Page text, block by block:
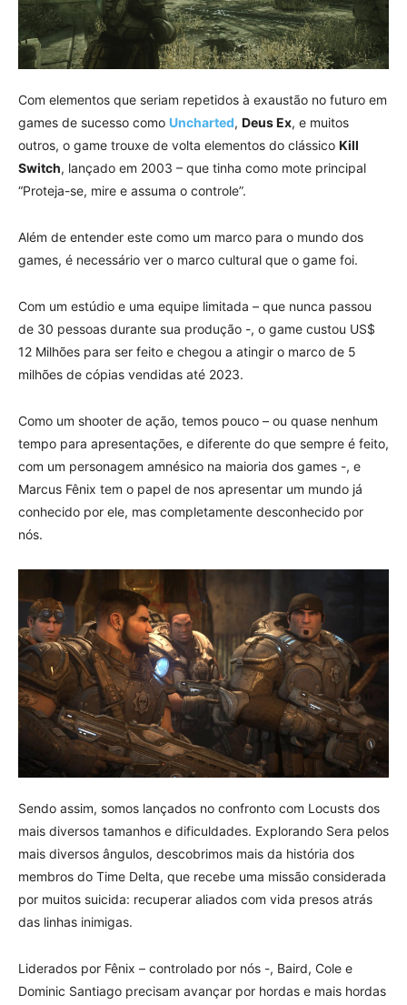
Com elementos que seriam repetidos à exaustão no futuro em
games de sucesso como Uncharted, Deus Ex, e muitos
outros, o game trouxe de volta elementos do clássico Kill
Switch, lançado em 2003 – que tinha como mote principal
“Proteja-se, mire e assuma o controle”.
Além de entender este como um marco para o mundo dos
games, é necessário ver o marco cultural que o game foi.
Com um estúdio e uma equipe limitada – que nunca passou
de 30 pessoas durante sua produção -, o game custou US$
12 Milhões para ser feito e chegou a atingir o marco de 5
milhões de cópias vendidas até 2023.
Como um shooter de ação, temos pouco – ou quase nenhum
tempo para apresentações, e diferente do que sempre é feito,
com um personagem amnésico na maioria dos games -, e
Marcus Fênix tem o papel de nos apresentar um mundo já
conhecido por ele, mas completamente desconhecido por
nós.
Sendo assim, somos lançados no confronto com Locusts dos
mais diversos tamanhos e dificuldades. Explorando Sera pelos
mais diversos ângulos, descobrimos mais da história dos
membros do Time Delta, que recebe uma missão considerada
por muitos suicida: recuperar aliados com vida presos atrás
das linhas inimigas.
Liderados por Fênix – controlado por nós -, Baird, Cole e
Dominic Santiago precisam avançar por hordas e mais hordas